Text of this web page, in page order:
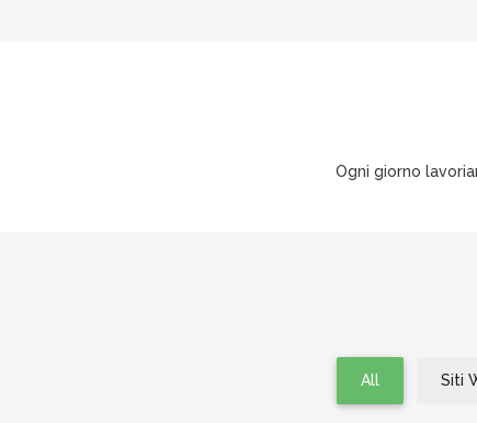
Ogni giorno
All Siti